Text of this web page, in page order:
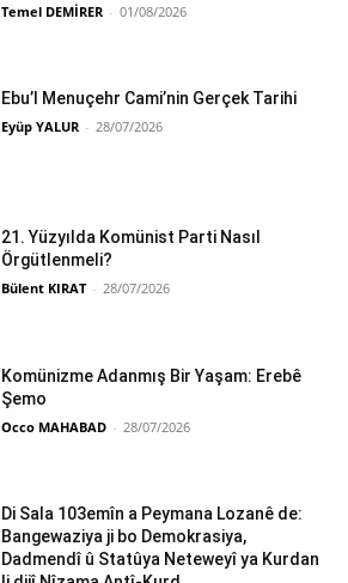
Temel DEMİRER - 01/08/2026
Ebu’l Menuçehr Cami’nin Gerçek Tarihi
Eyüp YALUR - 28/07/2026
21. Yüzyılda Komünist Parti Nasıl
Örgütlenmeli?
Bülent KIRAT - 28/07/2026
Komünizme Adanmış Bir Yaşam: Erebê
Şemo
Occo MAHABAD - 28/07/2026
Di Sala 103emîn a Peymana Lozanê de:
Bangewaziya ji bo Demokrasiya,
Dadmendî û Statûya Neteweyî ya Kurdan